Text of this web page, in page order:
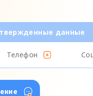
данные
Телефон